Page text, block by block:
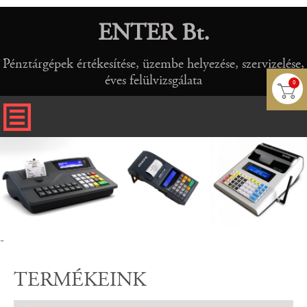
0
ENTER Bt.
Pénztárgépek értékesítése, üzembe helyezése, szervizelése,
éves felülvizsgálata
-
TERMÉKEINK